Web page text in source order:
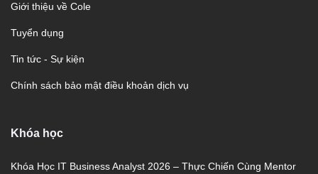
Giới thiệu về Cole
Tuyển dụng
Tin tức - Sự kiện
Chính sách bảo mật điều khoản dịch vụ
Khóa học
Khóa Học IT Business Analyst 2026 – Thực Chiến Cùng Mentor